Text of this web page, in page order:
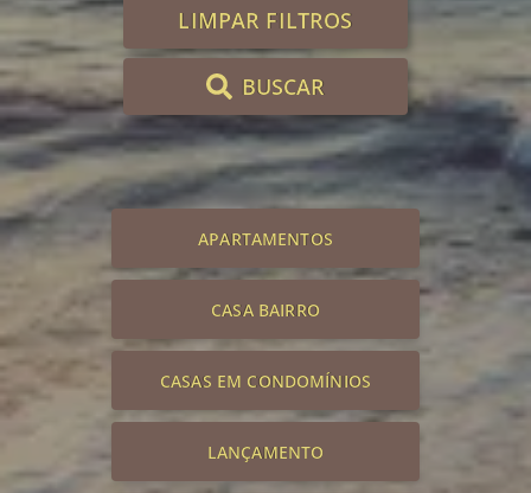
LIMPAR FILTROS
BUSCAR
APARTAMENTOS
CASA BAIRRO
CASAS EM CONDOMÍNIOS
LANÇAMENTO